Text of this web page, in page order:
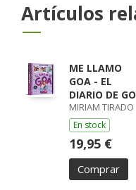
Artículos
ME LLAMO
GOA - EL
DIARIO DE
MIRIAM TIRADO
En stock
19,95 €
Comprar